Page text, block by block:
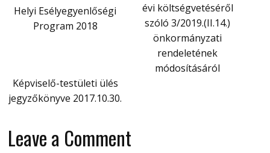
Helyi Esélyegyenlőségi
Program 2018
évi költségvetéséről
szóló 3/2019.(II.14.)
önkormányzati
rendeletének
módosításáról
Képviselő-testületi ülés
jegyzőkönyve 2017.10.30.
Leave a Comment